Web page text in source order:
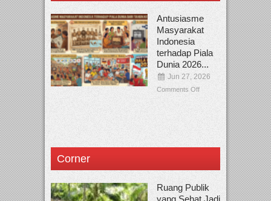
Antusiasme
Masyarakat
Indonesia
terhadap Piala
Dunia 2026...
Jun 27, 2026
Comments Off
Corner
Ruang Publik
yang Sehat Jadi